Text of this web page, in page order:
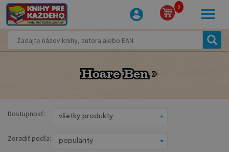
0
Hoare Ben
Hoare Ben
Dostupnosť:
Zoradiť podľa: